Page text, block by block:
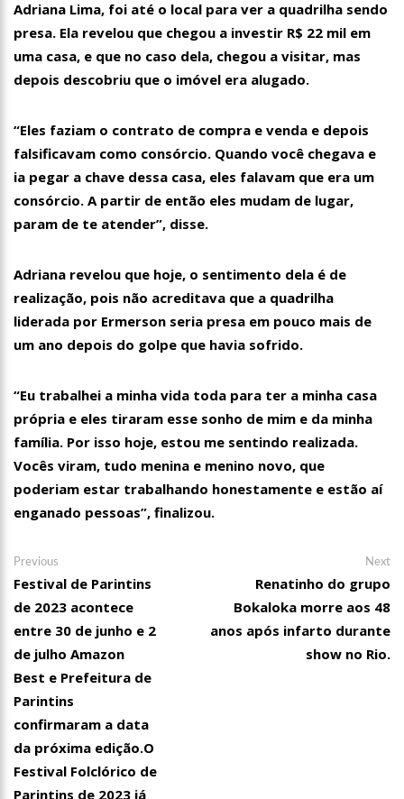
21:55
Adriana Lima, foi até o local para ver a quadrilha sendo
presa. Ela revelou que chegou a investir R$ 22 mil em
uma casa, e que no caso dela, chegou a visitar, mas
depois descobriu que o imóvel era alugado.
“Eles faziam o contrato de compra e venda e depois
falsificavam como consórcio. Quando você chegava e
ia pegar a chave dessa casa, eles falavam que era um
consórcio. A partir de então eles mudam de lugar,
param de te atender”, disse.
Adriana revelou que hoje, o sentimento dela é de
realização, pois não acreditava que a quadrilha
liderada por Ermerson seria presa em pouco mais de
um ano depois do golpe que havia sofrido.
“Eu trabalhei a minha vida toda para ter a minha casa
própria e eles tiraram esse sonho de mim e da minha
família. Por isso hoje, estou me sentindo realizada.
Vocês viram, tudo menina e menino novo, que
poderiam estar trabalhando honestamente e estão aí
enganado pessoas”, finalizou.
Navegação
de
Post
Previous
post:
Festival de Parintins
de 2023 acontece
entre 30 de junho e 2
de julho Amazon
Best e Prefeitura de
Parintins
confirmaram a data
da próxima edição.O
Festival Folclórico de
Parintins de 2023 já
Next
Renatinho do grupo
Bokaloka morre aos 48
anos após infarto durante
show no Rio.